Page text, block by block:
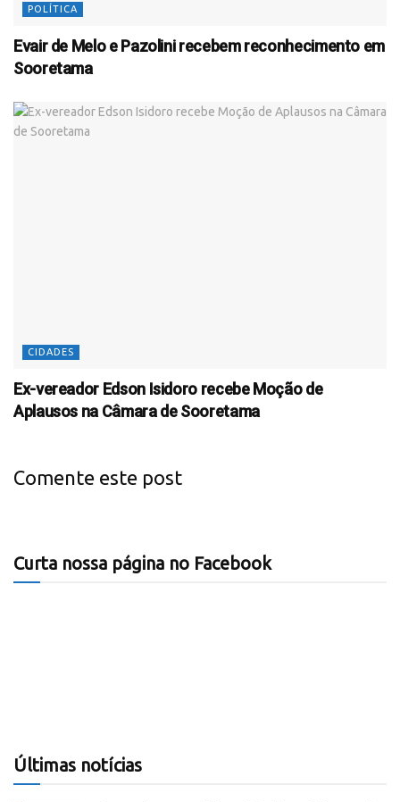
POLÍTICA
Evair de Melo e Pazolini recebem reconhecimento em
Sooretama
CIDADES
Ex-vereador Edson Isidoro recebe Moção de
Aplausos na Câmara de Sooretama
Comente este post
Curta nossa página no Facebook
Últimas notícias